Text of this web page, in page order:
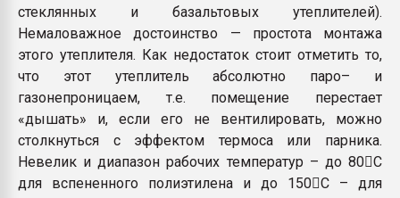
стеклянных и базальтовых утеплителей).
Немаловажное достоинство — простота монтажа
этого утеплителя. Как недостаток стоит отметить то,
что этот утеплитель абсолютно паро– и
газонепроницаем, т.е. помещение перестает
«дышать» и, если его не вентилировать, можно
столкнуться с эффектом термоса или парника.
Невелик и диапазон рабочих температур – до 80C
для вспененного полиэтилена и до 150C – для